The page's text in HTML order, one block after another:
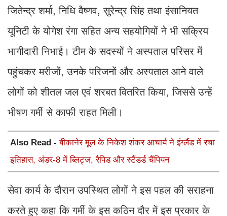
जितेन्द्र शर्मा, निधि वैष्णव, सुरेन्द्र सिंह तथा इंसानियत
यूनिटी के योगेश रंगा सहित अन्य सहयोगियों ने भी सक्रिय
भागीदारी निभाई। टीम के सदस्यों ने अस्पताल परिसर में
पहुंचकर मरीजों, उनके परिजनों और अस्पताल आने वाले
लोगों को शीतल जल एवं शरबत वितरित किया, जिससे उन्हें
भीषण गर्मी से काफी राहत मिली।
Also Read -बीकानेर मूल के निकेश शंकर आचार्य ने इंग्लैंड में रचा
इतिहास, अंडर-8 में ब्लिट्ज, रैपिड और स्टैंडर्ड चैंपियन
सेवा कार्य के दौरान उपस्थित लोगों ने इस पहल की सराहना
करते हुए कहा कि गर्मी के इस कठिन दौर में इस प्रकार के